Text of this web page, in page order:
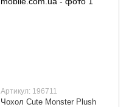
Артикул: 196711
Чохол Cute Monster Plush